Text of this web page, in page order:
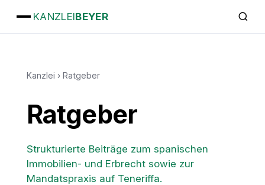
KANZLEIBEYER
Kanzlei › Ratgeber
Ratgeber
Strukturierte Beiträge zum spanischen
Immobilien- und Erbrecht sowie zur
Mandatspraxis auf Teneriffa.